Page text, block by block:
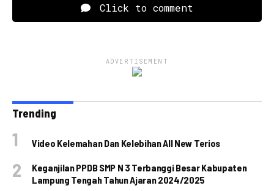
Click to comment
ADVERTISEMENT
Trending
Video Kelemahan Dan Kelebihan All New Terios
Keganjilan PPDB SMP N 3 Terbanggi Besar Kabupaten
Lampung Tengah Tahun Ajaran 2024/2025